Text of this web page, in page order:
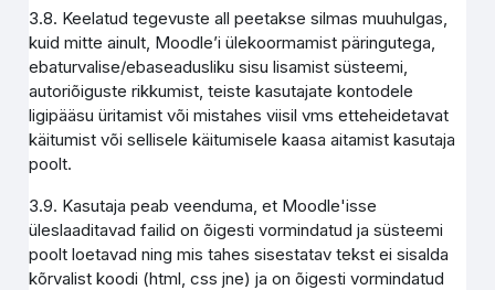
3.8. Keelatud tegevuste all peetakse silmas muuhulgas,
kuid mitte ainult, Moodle’i ülekoormamist päringutega,
ebaturvalise/ebaseadusliku sisu lisamist süsteemi,
autoriõiguste rikkumist, teiste kasutajate kontodele
ligipääsu üritamist või mistahes viisil vms etteheidetavat
käitumist või sellisele käitumisele kaasa aitamist kasutaja
poolt.
3.9. Kasutaja peab veenduma, et Moodle'isse
üleslaaditavad failid on õigesti vormindatud ja süsteemi
poolt loetavad ning mis tahes sisestatav tekst ei sisalda
kõrvalist koodi (html, css jne) ja on õigesti vormindatud